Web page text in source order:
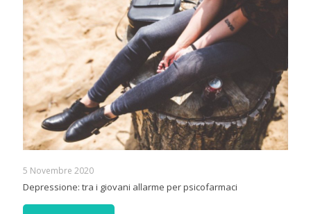
5 Novembre 2020
Depressione: tra i giovani allarme per psicofarmaci